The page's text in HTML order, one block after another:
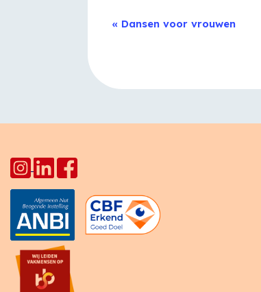
Evenement
« Dansen voor vrouwen